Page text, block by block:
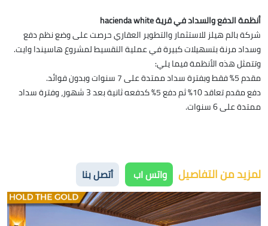
أنظمة الدفع والسداد في قرية hacienda white
شركة بالم هيلز للاستثمار والتطوير العقاري حرصت على وضع نظم دفع
وسداد مرنة بتسهيلات كبيرة في عملية التقسيط لمشروع هاسيندا وايت.
وتتمثل هذه الأنظمة فيما يلي:
مقدم 5% فقط وبفترة سداد ممتدة على 7 سنوات وبدون فوائد.
دفع مقدم تعاقد 10% ثم دفع 5% كدفعه ثانية بعد 3 شهور، وفترة سداد
ممتدة على 6 سنوات.
لمزيد من التفاصيل واتس اب أتصل بنا